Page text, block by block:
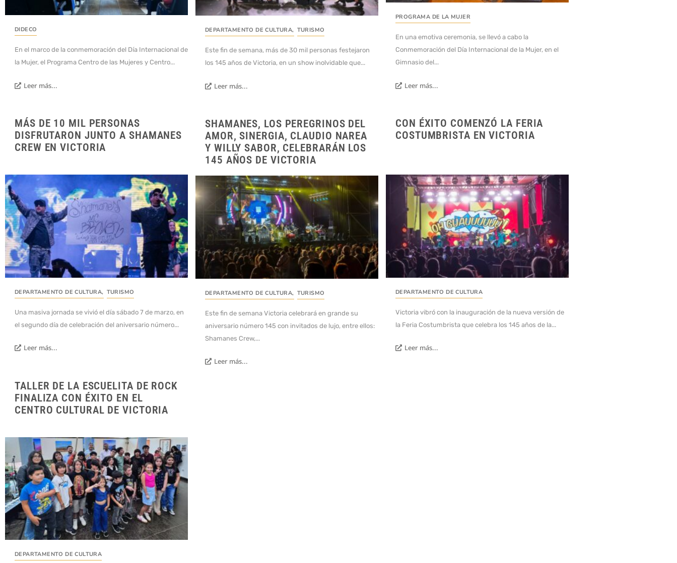
PROGRAMA DE LA MUJER
En una emotiva ceremonia, se llevó a cabo la
Conmemoración del Día Internacional de la Mujer, en el
Gimnasio del...
Leer más...
DIDECO
En el marco de la conmemoración del Día Internacional de
la Mujer, el Programa Centro de las Mujeres y Centro...
Leer más...
DEPARTAMENTO DE CULTURA, TURISMO
Este fin de semana, más de 30 mil personas festejaron
los 145 años de Victoria, en un show inolvidable que...
Leer más...
MÁS DE 10 MIL PERSONAS
DISFRUTARON JUNTO A SHAMANES
CREW EN VICTORIA
DEPARTAMENTO DE CULTURA, TURISMO
Una masiva jornada se vivió el día sábado 7 de marzo, en
el segundo día de celebración del aniversario número...
Leer más...
CON ÉXITO COMENZÓ LA FERIA
COSTUMBRISTA EN VICTORIA
DEPARTAMENTO DE CULTURA
Victoria vibró con la inauguración de la nueva versión de
la Feria Costumbrista que celebra los 145 años de la...
Leer más...
SHAMANES, LOS PEREGRINOS DEL
AMOR, SINERGIA, CLAUDIO NAREA
Y WILLY SABOR, CELEBRARÁN LOS
145 AÑOS DE VICTORIA
DEPARTAMENTO DE CULTURA, TURISMO
Este fin de semana Victoria celebrará en grande su
aniversario número 145 con invitados de lujo, entre ellos:
Shamanes Crew,...
Leer más...
TALLER DE LA ESCUELITA DE ROCK
FINALIZA CON ÉXITO EN EL
CENTRO CULTURAL DE VICTORIA
DEPARTAMENTO DE CULTURA